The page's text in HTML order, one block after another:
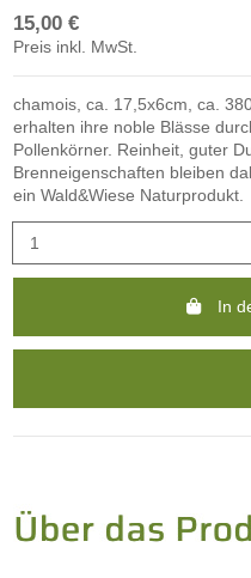
15,00 €
Preis inkl. MwSt.
chamois, ca. 17,5x6cm, ca.
erhalten ihre noble Blässe
Pollenkörner. Reinheit, guter
Brenneigenschaften bleiben
ein Wald&Wiese Naturprodukt.
In